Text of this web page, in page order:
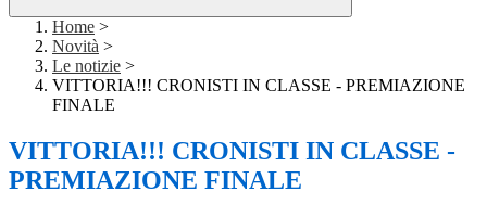
Home >
Novità >
Le notizie >
VITTORIA!!! CRONISTI IN CLASSE - PREMIAZIONE
FINALE
VITTORIA!!! CRONISTI IN CLASSE -
PREMIAZIONE FINALE